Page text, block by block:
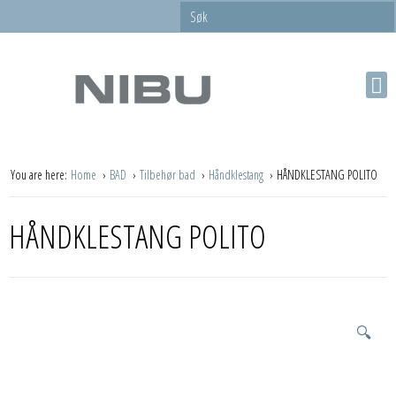
You are here: Home BAD Tilbehør bad Håndklestang HÅNDKLESTANG POLITO
HÅNDKLESTANG POLITO
🔍